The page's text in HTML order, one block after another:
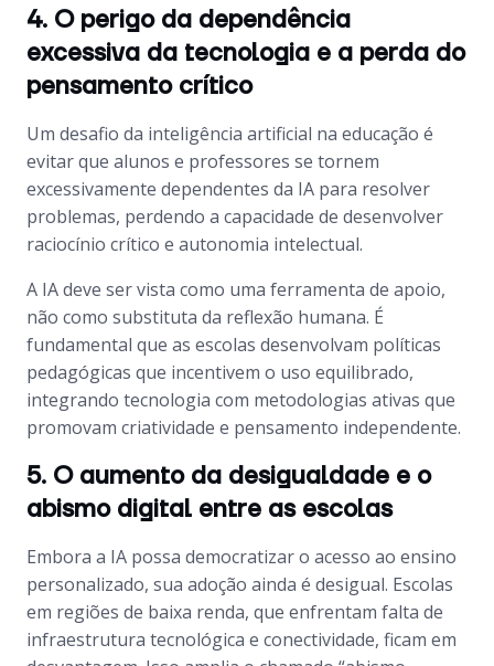
4. O perigo da dependência
excessiva da tecnologia e a perda do
pensamento crítico
Um desafio da inteligência artificial na educação é
evitar que alunos e professores se tornem
excessivamente dependentes da IA para resolver
problemas, perdendo a capacidade de desenvolver
raciocínio crítico e autonomia intelectual.
A IA deve ser vista como uma ferramenta de apoio,
não como substituta da reflexão humana. É
fundamental que as escolas desenvolvam políticas
pedagógicas que incentivem o uso equilibrado,
integrando tecnologia com metodologias ativas que
promovam criatividade e pensamento independente.
5. O aumento da desigualdade e o
abismo digital entre as escolas
Embora a IA possa democratizar o acesso ao ensino
personalizado, sua adoção ainda é desigual. Escolas
em regiões de baixa renda, que enfrentam falta de
infraestrutura tecnológica e conectividade, ficam em